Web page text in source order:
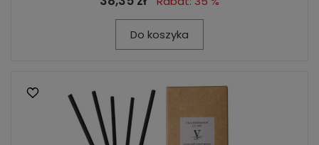
Do koszyka